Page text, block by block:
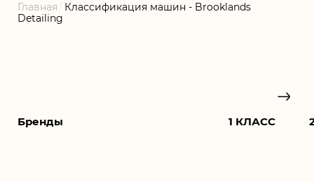
Главная
Классификация машин - Brooklands
Detailing
Бренды 1 КЛАСС